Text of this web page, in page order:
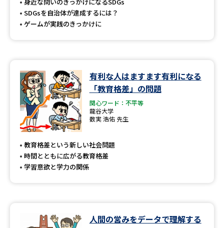
留学・進学関連、塾・予備校
大学入学共通テスト「受験上の
高等学校（情報）教員資格認定
大学研究
大学で学べる内容や特徴を調べる
データサイエンス特集 奨学金・特待生制度特集
SDGsを自治体が達成するには？
ゲームが実践のきっかけに
有利な人はますます有利になる
「教育格差」の問題
関心ワード：不平等
龍谷大学
数実 浩佑 先生
教育格差という新しい社会問題
時間とともに広がる教育格差
学習意欲と学力の関係
人間の営みをデータで理解する